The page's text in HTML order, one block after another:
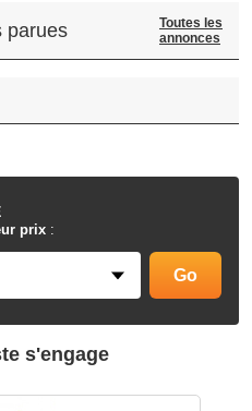
prix :
parues
Toutes les
annonces
s'engage